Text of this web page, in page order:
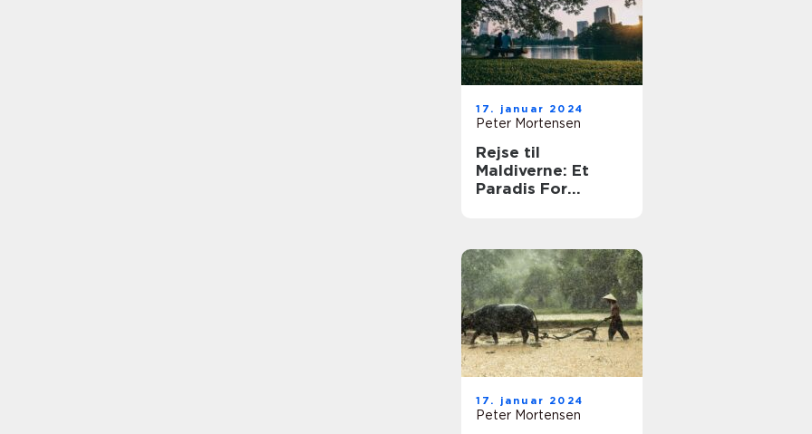
17. januar 2024
Peter Mortensen
Rejse til
Maldiverne: Et
Paradis For
17. januar 2024
Peter Mortensen